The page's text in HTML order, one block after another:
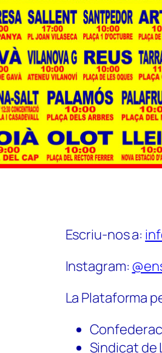
Escriu-nos a:
Instagram:
La Plataforma
Sindicat de